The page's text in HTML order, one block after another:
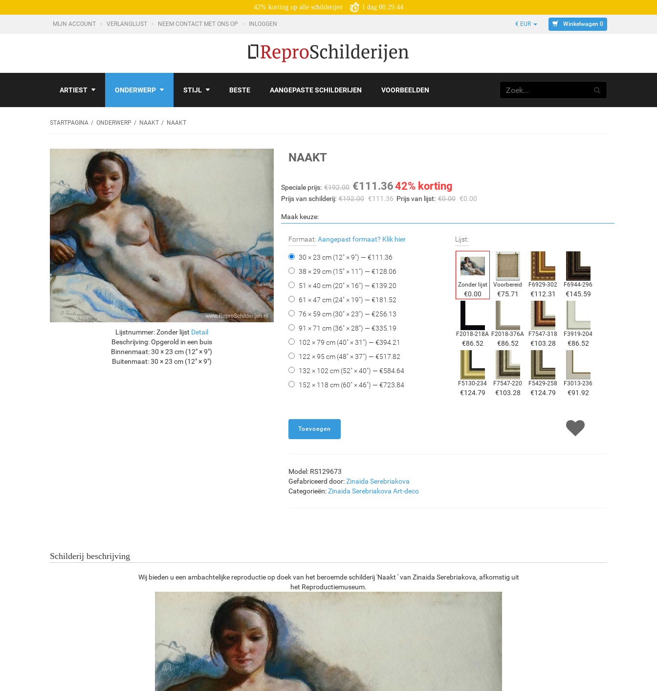
42% korting op alle schilderijen 1 dag 08:29:43
MIJN ACCOUNT VERLANGLIJST NEEM CONTACT MET ONS OP INLOGGEN € EUR Winkelwagen 0
ARTIEST ONDERWERP STIJL BESTE AANGEPASTE SCHILDERIJEN VOORBEELDEN
STARTPAGINA ONDERWERP NAAKT NAAKT
Lijstnummer: Zonder lijst Detail
Beschrijving: Opgerold in een buis
Binnenmaat: 30 × 23 cm (12" × 9")
Buitenmaat: 30 × 23 cm (12" × 9")
NAAKT
Speciale prijs: €192.00 €111.3642% korting
Prijs van schilderij: €192.00 €111.36 Prijs van lijst: €0.00 €0.00
Maak keuze:
Formaat: Aangepast formaat? Klik hier
30 × 23 cm (12" × 9") — €111.36
38 × 29 cm (15" × 11") — €128.06
51 × 40 cm (20" × 16") — €139.20
61 × 47 cm (24" × 19") — €181.52
76 × 59 cm (30" × 23") — €256.13
91 × 71 cm (36" × 28") — €335.19
102 × 79 cm (40" × 31") — €394.21
122 × 95 cm (48" × 37") — €517.82
132 × 102 cm (52" × 40") — €584.64
152 × 118 cm (60" × 46") — €723.84
Lijst:
Zonder lijst
€0.00
Voorbereid
€75.71
F6929-302
€112.31
F6944-296
€145.59
F2018-218A
€86.52
F2018-376A
€86.52
F7547-318
€103.28
F3919-204
€86.52
F5130-234
€124.79
F7547-220
€103.28
F5429-258
€124.79
F3013-236
€91.92
F7034-298
F2833-204
€103.16
Model: RS129673
Gefabriceerd door:Zinaida Serebriakova
Categorieën:Zinaida Serebriakova Art-deco
Schilderij beschrijving
Wij bieden u een ambachtelijke reproductie op doek van het beroemde schilderij 'Naakt ' van Zinaida Serebriakova, afkomstig uit
het Reproductiemuseum.